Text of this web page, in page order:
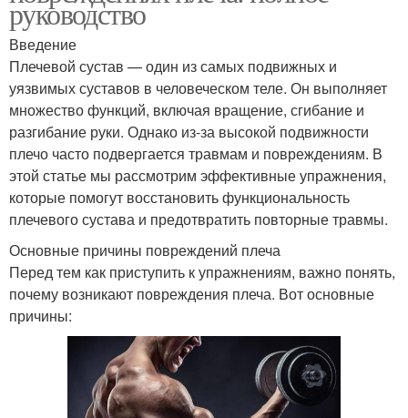
руководство
Введение
Плечевой сустав — один из самых подвижных и
уязвимых суставов в человеческом теле. Он выполняет
множество функций, включая вращение, сгибание и
разгибание руки. Однако из-за высокой подвижности
плечо часто подвергается травмам и повреждениям. В
этой статье мы рассмотрим эффективные упражнения,
которые помогут восстановить функциональность
плечевого сустава и предотвратить повторные травмы.
Основные причины повреждений плеча
Перед тем как приступить к упражнениям, важно понять,
почему возникают повреждения плеча. Вот основные
причины: